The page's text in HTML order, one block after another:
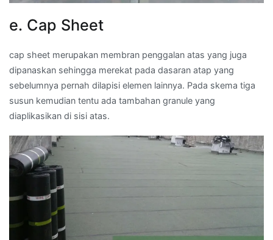
e. Cap Sheet
cap sheet merupakan membran penggalan atas yang juga
dipanaskan sehingga merekat pada dasaran atap yang
sebelumnya pernah dilapisi elemen lainnya. Pada skema tiga
susun kemudian tentu ada tambahan granule yang
diaplikasikan di sisi atas.